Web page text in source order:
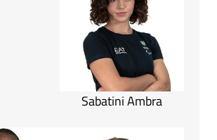
Sabatini Ambra